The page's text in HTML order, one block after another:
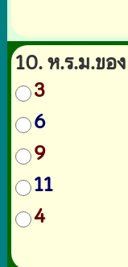
10. ห.ร.ม.ขอ
3
6
9
11
4